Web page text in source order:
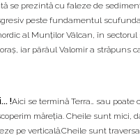
se prezintă cu faleze de
peste fundamentul
al Munților Vâlcan, în
iar pârâul Valomir a străpuns
!Aici se termină Terra… sau
măreția. Cheile sunt mici,
pe verticală.Cheile sunt